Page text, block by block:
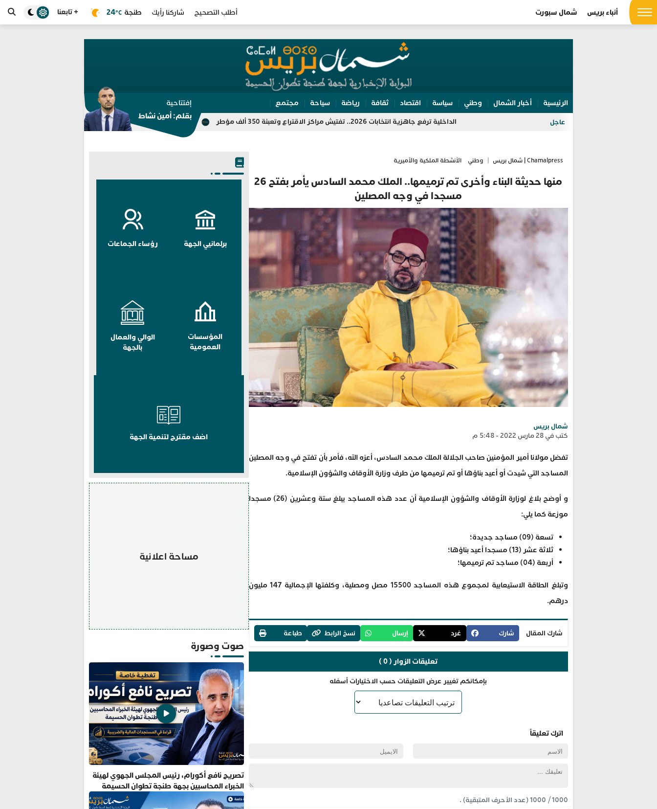
أنباء بريس شمال سبورت أطلب التصحيح شاركنا رأيك طنجة 24 °C + تابعنا
الرئيسية أخبار الشمال وطني سياسة اقتصاد ثقافة رياضة سياحة مجتمع
عاجل للمرة الثامنة.. مختبر الشرطة العلمية المغربي يوسع اعتماد «ISO» إلى جميع الخبرات الجنائية الداخلية ترفع جاهزية انتخابات 2026.. تفتيش مراكز الاقتراع وتعبئة 350 ألف مؤطر
إفتتاحية
بقلم: أمين نشاط
Chamalpress | شمال بريس وطني الأنشطة الملكية والأميرية
منها حديثة البناء وأخرى تم ترميمها.. الملك محمد السادس يأمر بفتح 26
مسجدا في وجه المصلين
شمال بريس
كتب في 28 مارس 2022 - 5:48 م
تفضل مولانا أمير المؤمنين صاحب الجلالة الملك محمد السادس، أعزه الله، فأمر بأن تفتح في وجه المصلين
المساجد التي شيدت أو أعيد بناؤها أو تم ترميمها من طرف وزارة الأوقاف والشؤون الإسلامية.
و أوضح بلاغ لوزارة الأوقاف والشؤون الإسلامية أن عدد هذه المساجد يبلغ ستة وعشرين (26) مسجدا
موزعة كما يلي:
تسعة (09) مساجد جديدة؛
ثلاثة عشر (13) مسجدا أعيد بناؤها؛
أربعة (04) مساجد تم ترميمها؛
وتبلغ الطاقة الاستيعابية لمجموع هذه المساجد 15500 مصل ومصلية، وكلفتها الإجمالية 147 مليون
درهم.
شارك المقال شارك غرد إرسال نسخ الرابط طباعة
تعليقات الزوار ( 0 )
بإمكانكم تغيير عرض التعليقات حسب الاختيارات أسفله
اترك تعليقاً
1000
/
1000(عدد الأحرف المتبقية) .
برلمانيي الجهة رؤساء الجماعات
المؤسسات
العمومية
الوالي والعمال
بالجهة
اضف مقترح لتنمية الجهة
مساحة اعلانية
صوت وصورة
تصريح نافع أكورام، رئيس المجلس الجهوي لهيئة
الخبراء المحاسبين بجهة طنجة تطوان الحسيمة